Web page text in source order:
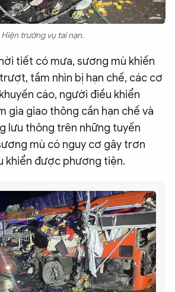
Hiện trường vụ tai nạn.
tiết có mưa, sương mù khiến
tầm nhìn bị hạn chế, các cơ
cáo, người điều khiển
gia giao thông cần hạn chế và
lưu thông trên những tuyến
mù có nguy cơ gây trơn
khiển được phương tiện.